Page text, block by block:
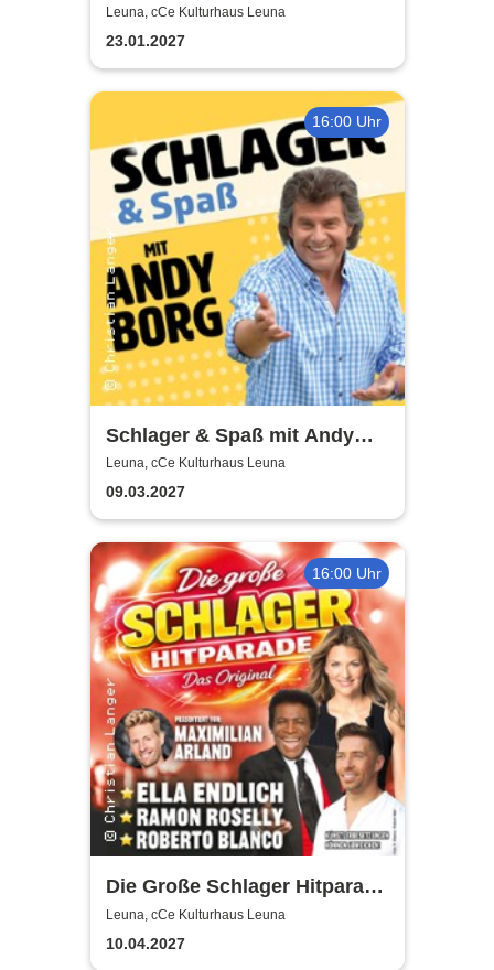
Show - präsentiert von der
Wirtschaftswunder-Band
Leuna, cCe Kulturhaus Leuna
23.01.2027
16:00 Uhr
Schlager & Spaß mit Andy
Borg und Gästen
Leuna, cCe Kulturhaus Leuna
09.03.2027
16:00 Uhr
Die Große Schlager Hitparade
- Das Original - 2027
Leuna, cCe Kulturhaus Leuna
10.04.2027